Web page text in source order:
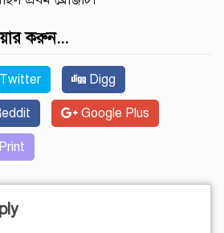
করুন...
Twitter Digg
Google Plus
Print